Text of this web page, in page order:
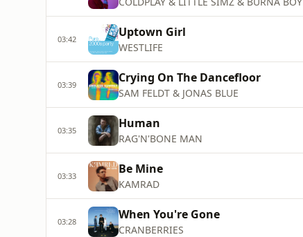
03:42 Uptown Girl
WESTLIFE
03:39 Crying On The Dancefloor
SAM FELDT & JONAS BLUE
03:35 Human
RAG'N'BONE MAN
03:33 Be Mine
KAMRAD
03:28 When You're Gone
CRANBERRIES